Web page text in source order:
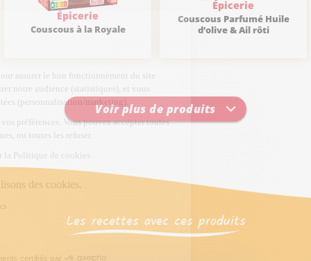
Épicerie
Couscous à la Royale
Épicerie
Couscous Parfumé Huile
d’olive & Ail rôti
Voir plus de produits
Les recettes avec ces produits